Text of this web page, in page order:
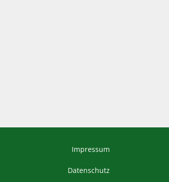
Impressum
Datenschutz